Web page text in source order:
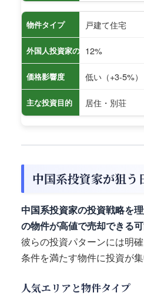
物件タイプ 戸建て住宅
外国人投資家の購入割合
12%
価格影響度 低い（+3-5%）
主な投資目的 居住・別荘
中国系投資家が狙う
中国系投資家の投資戦略を
の物件が高値で売却できる
彼らの投資パターンには明
条件を満たす物件に投資が集
人気エリアと物件タイプ